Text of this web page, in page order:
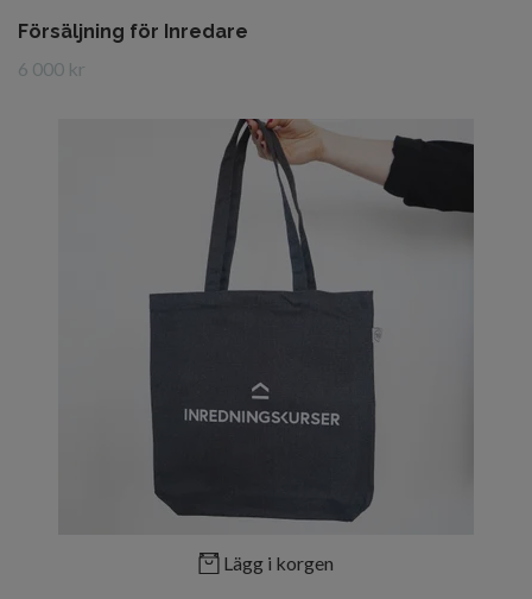
Försäljning för Inredare
6 000 kr
Lägg i korgen